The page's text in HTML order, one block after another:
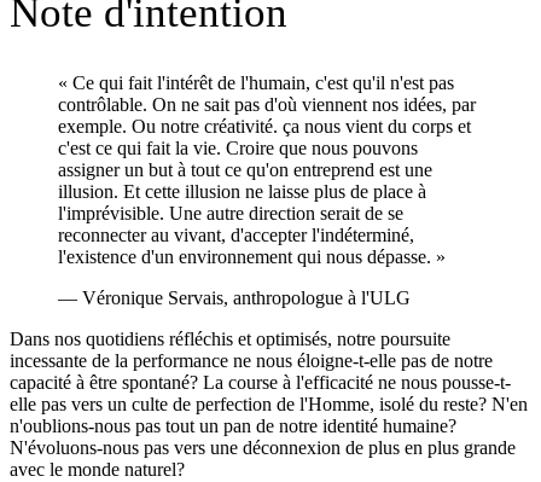
Note d'intention
« Ce qui fait l'intérêt de l'humain, c'est qu'il n'est pas
contrôlable. On ne sait pas d'où viennent nos idées, par
exemple. Ou notre créativité. ça nous vient du corps et
c'est ce qui fait la vie. Croire que nous pouvons
assigner un but à tout ce qu'on entreprend est une
illusion. Et cette illusion ne laisse plus de place à
l'imprévisible. Une autre direction serait de se
reconnecter au vivant, d'accepter l'indéterminé,
l'existence d'un environnement qui nous dépasse. »
— Véronique Servais, anthropologue à l'ULG
Dans nos quotidiens réfléchis et optimisés, notre poursuite
incessante de la performance ne nous éloigne-t-elle pas de notre
capacité à être spontané? La course à l'efficacité ne nous pousse-t-
elle pas vers un culte de perfection de l'Homme, isolé du reste? N'en
n'oublions-nous pas tout un pan de notre identité humaine?
N'évoluons-nous pas vers une déconnexion de plus en plus grande
avec le monde naturel?